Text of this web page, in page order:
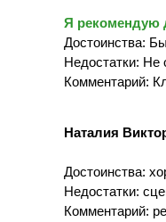
Я рекомендую
Достоинства:
Недостатки: Не
Комментарий:
Наталия
Достоинства:
Недостатки:
Комментарий: